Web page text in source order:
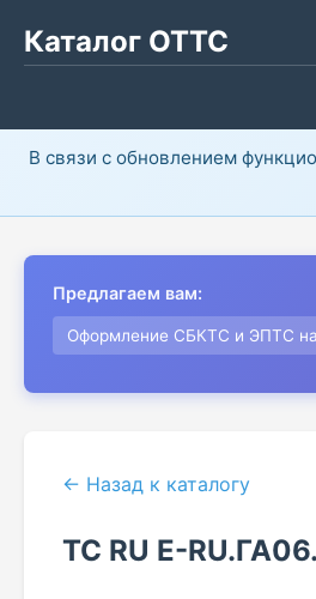
Каталог ОТТС
В связи с обновлением
Предлагаем вам:
Оформление СБКТС и ЭПТС
← Назад к каталогу
ТС RU Е-